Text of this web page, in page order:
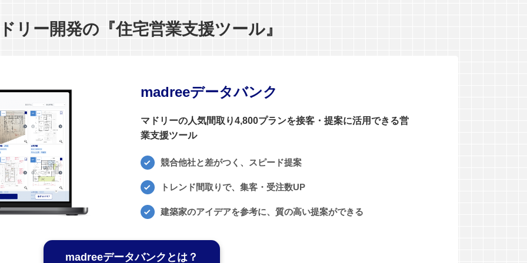
リー開発の『住宅営業支援ツール』
madreeデータバンク
マドリーの人気間取り4,800プランを接客・提案に活用できる営
業支援ツール
競合他社と差がつく、スピード提案
トレンド間取りで、集客・受注数UP
建築家のアイデアを参考に、質の高い提案ができる
madreeデータバンクとは？